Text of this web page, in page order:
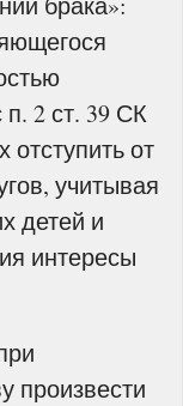
п. 2 ст. 39 СК
от
учитывая
детей и
интересы
произвести